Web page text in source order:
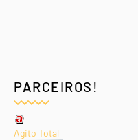
PARCEIROS!
Agito Total